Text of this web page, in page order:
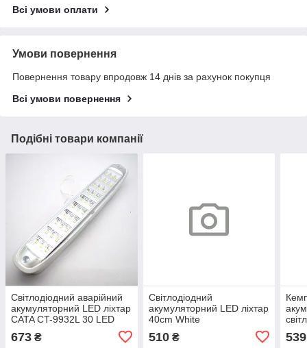
Всі умови оплати
Умови повернення
Повернення товару впродовж 14 днів за рахунок покупця
Всі умови повернення
Подібні товари компанії
Cвітлодіодний аварійний
акумуляторний LED ліхтар
CATA CT-9932L 30 LED
673 ₴
Cвітлодіодний
акумуляторний LED ліхтар
40cm White
510₴ 539